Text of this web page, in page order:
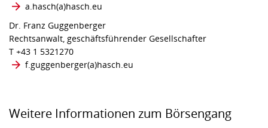
a.hasch​(a)​hasch.eu
Dr. Franz Guggenberger
Rechtsanwalt, geschäftsführender Gesellschafter
T +43 1 5321270
f.guggenberger​(a)​hasch.eu
Weitere Informationen zum Börsengang